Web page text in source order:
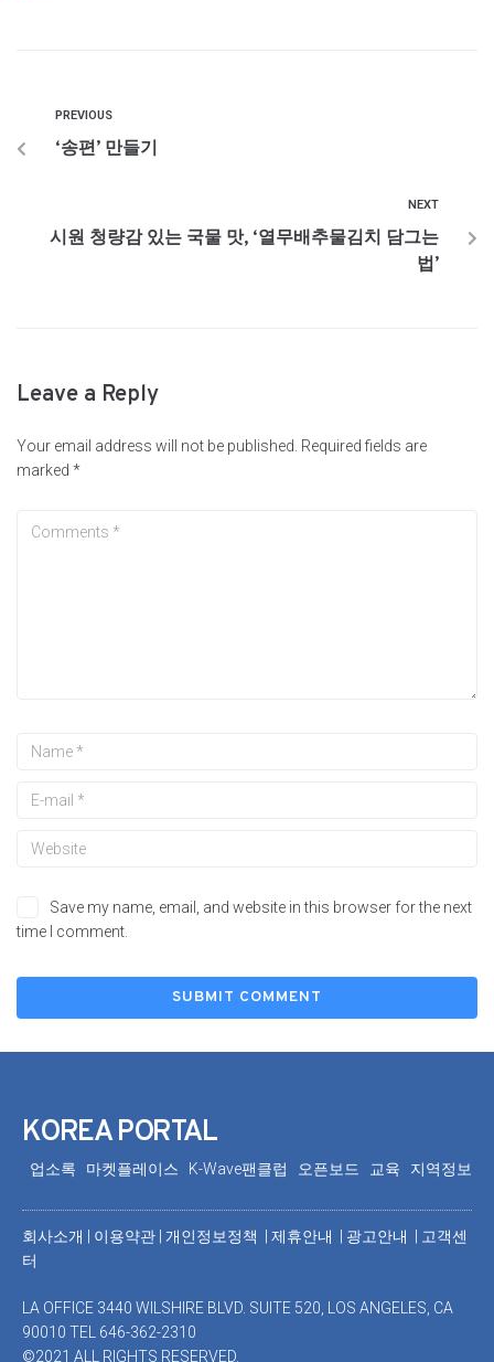
PREVIOUS
‘송편’ 만들기
NEXT
시원 청량감 있는 국물 맛, ‘열무배추물김치 담그는
법’
Leave a Reply
Your email address will not be published. Required fields are
marked *
Save my name, email, and website in this browser for the next
time I comment.
KOREA PORTAL
업소록 마켓플레이스 K-Wave팬클럽 오픈보드 교육 지역정보
회사소개 이용약관 개인정보정책 | 제휴안내 | 광고안내
고객센
터
LA OFFICE 3440 WILSHIRE BLVD. SUITE 520, LOS ANGELES, CA
90010 TEL 646-362-2310
©2021 ALL RIGHTS RESERVED.